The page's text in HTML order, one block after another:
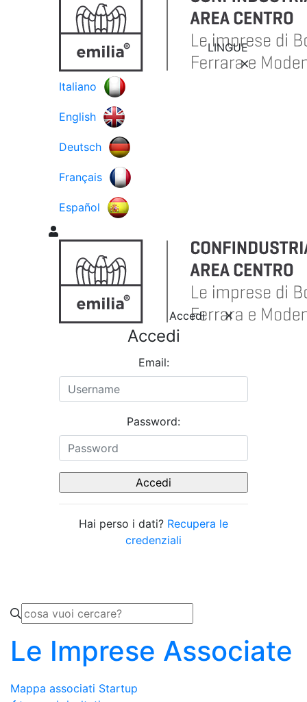
LINGUE
Italiano
English
Deutsch
Français
Español
Accedi
Accedi
Email:
Password:
Hai perso i dati? Recupera le
credenziali
Le Imprese Associate
Mappa associati Startup